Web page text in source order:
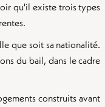
qu'il existe trois types
que soit sa nationalité.
du bail, dans le cadre
construits avant